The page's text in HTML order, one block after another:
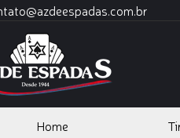
Home